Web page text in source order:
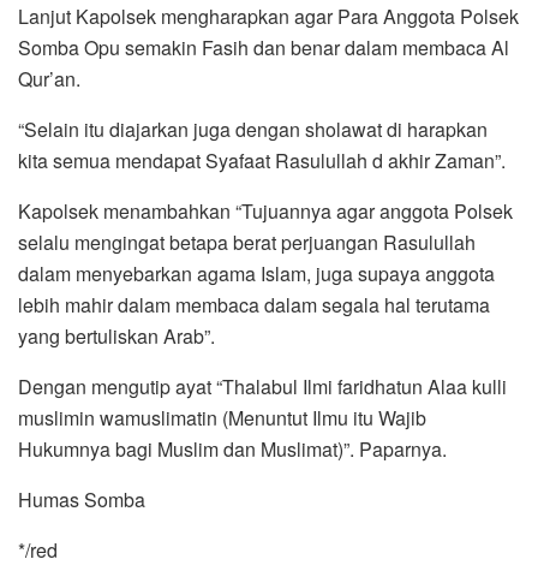
Lanjut Kapolsek mengharapkan agar Para Anggota Polsek
Somba Opu semakin Fasih dan benar dalam membaca Al
Qur’an.
“Selain itu diajarkan juga dengan sholawat di harapkan
kita semua mendapat Syafaat Rasulullah d akhir Zaman”.
Kapolsek menambahkan “Tujuannya agar anggota Polsek
selalu mengingat betapa berat perjuangan Rasulullah
dalam menyebarkan agama Islam, juga supaya anggota
lebih mahir dalam membaca dalam segala hal terutama
yang bertuliskan Arab”.
Dengan mengutip ayat “Thalabul Ilmi faridhatun Alaa kulli
muslimin wamuslimatin (Menuntut Ilmu itu Wajib
Hukumnya bagi Muslim dan Muslimat)”. Paparnya.
Humas Somba
*/red